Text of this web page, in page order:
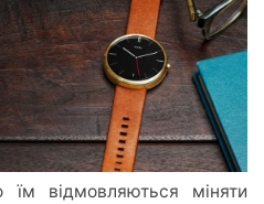
відмовляються міняти